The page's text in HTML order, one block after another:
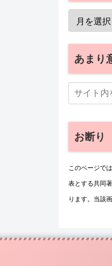
あまり
お断り
このページで
表とする共同
ります。当該